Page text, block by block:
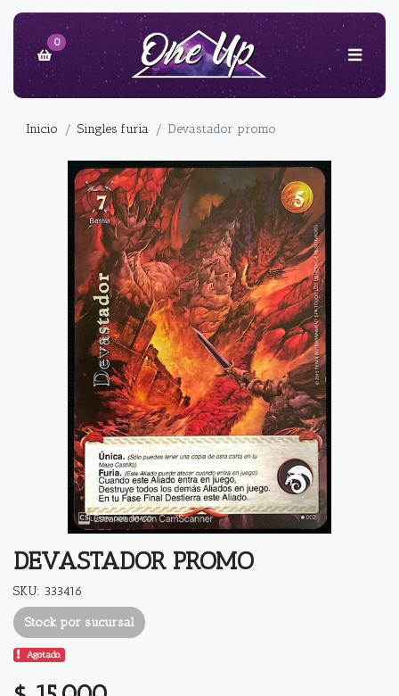
0
Inicio Singles furia Devastador promo
DEVASTADOR PROMO
SKU: 333416
Stock por sucursal
Agotado.